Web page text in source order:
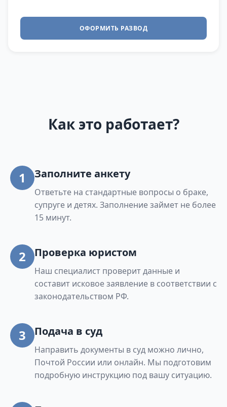
ОФОРМИТЬ РАЗВОД
Как это работает?
1 Заполните анкету
Ответьте на стандартные вопросы о браке,
супруге и детях. Заполнение займет не более
15 минут.
2 Проверка юристом
Наш специалист проверит данные и
составит исковое заявление в соответствии с
законодательством РФ.
3 Подача в суд
Направить документы в суд можно лично,
Почтой России или онлайн. Мы подготовим
подробную инструкцию под вашу ситуацию.